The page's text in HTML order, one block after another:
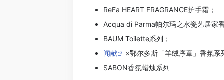
ReFa HEART FRAGRANCE护手霜；
Acqua di Parma帕尔玛之水瓷艺居家
BAUM Toilette系列；
闻献
×鄂尔多斯「羊绒序章」香氛系
SABON香氛蜡烛系列